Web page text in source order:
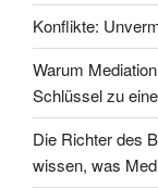
Konflikte:
Warum
Schlüssel zu
Die Richter des
wissen, was